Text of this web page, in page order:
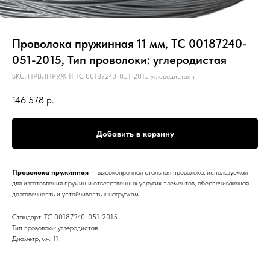
Проволока пружинная 11 мм, ТС 00187240-
051-2015, Тип проволоки: углеродистая
SKU: ПРВЛПРУЖ 11 ТС 00187240-051-2015 углеродистая т
146 578 р.
Добавить в корзину
Проволока пружинная — высокопрочная стальная проволока, используемая
для изготовления пружин и ответственных упругих элементов, обеспечивающая
долговечность и устойчивость к нагрузкам.
Стандарт: ТС 00187240-051-2015
Тип проволоки: углеродистая
Диаметр, мм: 11